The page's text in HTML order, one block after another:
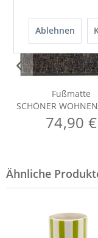
Fußmatte
SCHÖNER
74,90 €
Ablehnen